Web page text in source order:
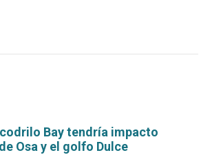
Bay tendría impacto
Osa y el golfo Dulce